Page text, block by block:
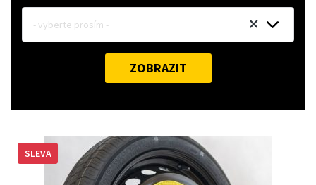
- vyberte prosím -
ZOBRAZIT
SLEVA